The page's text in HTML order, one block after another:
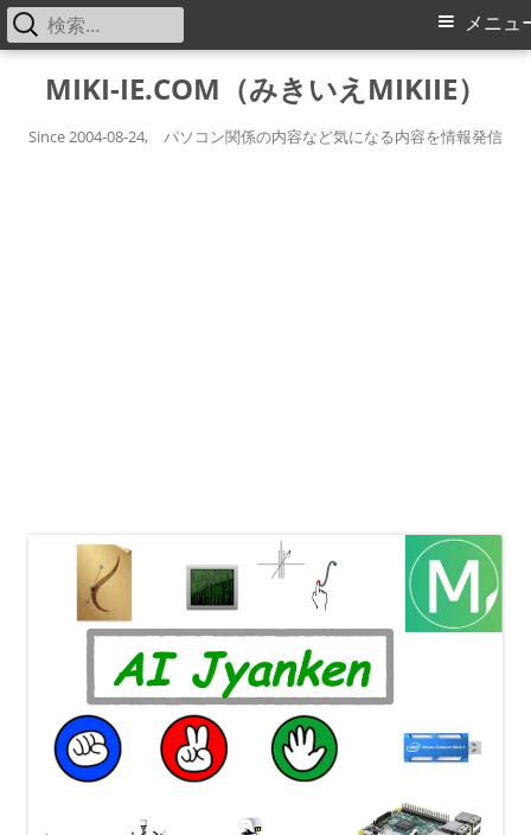
MIKI-IE.COM（みきいえMIKIIE）
Since 2004-08-24, パソコン関係の内容など気になる内容を情報発信
メ
メニュ
検
索: